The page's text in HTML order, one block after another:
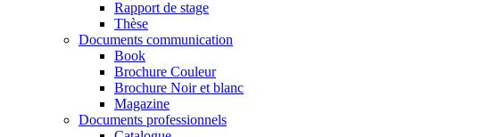
Rapport de stage
Thèse
Documents communication
Book
Brochure Couleur
Brochure Noir et blanc
Magazine
Documents professionnels